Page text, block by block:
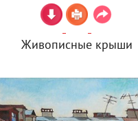
Живописные крыши